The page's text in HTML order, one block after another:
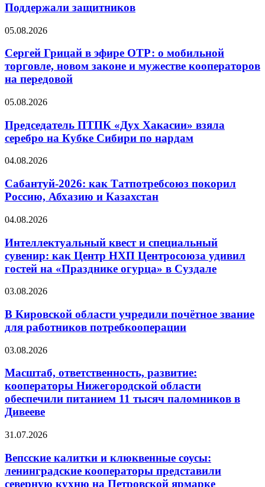
Поддержали защитников
05.08.2026
Сергей Грицай в эфире ОТР: о мобильной
торговле, новом законе и мужестве кооператоров
на передовой
05.08.2026
Председатель ПТПК «Дух Хакасии» взяла
серебро на Кубке Сибири по нардам
04.08.2026
Сабантуй-2026: как Татпотребсоюз покорил
Россию, Абхазию и Казахстан
04.08.2026
Интеллектуальный квест и специальный
сувенир: как Центр НХП Центросоюза удивил
гостей на «Празднике огурца» в Суздале
03.08.2026
В Кировской области учредили почётное звание
для работников потребкооперации
03.08.2026
Масштаб, ответственность, развитие:
кооператоры Нижегородской области
обеспечили питанием 11 тысяч паломников в
Дивееве
31.07.2026
Вепсские калитки и клюквенные соусы:
ленинградские кооператоры представили
северную кухню на Петровской ярмарке